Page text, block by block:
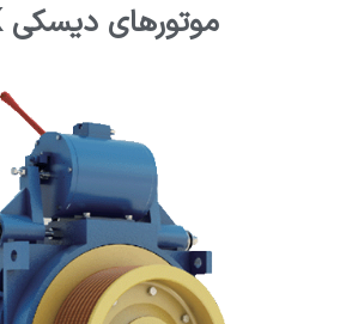
موتورهای دیسکی MCK